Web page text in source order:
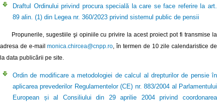
Draftul Ordinului privind procura specială la care se face referire la art.
89 alin. (1) din Legea nr. 360/2023 privind sistemul public de pensii
Propunerile, sugestiile şi opiniile cu privire la acest proiect pot fi transmise la
adresa de e-mailmonica.chircea@cnpp.ro, în termen de 10 zile calendaristice de
la data publicării pe site.
Ordin de modificare a metodologiei de calcul al drepturilor de pensie în
aplicarea prevederilor Regulamentelor (CE) nr. 883/2004 al Parlamentului
European și al Consiliului din 29 aprilie 2004 privind coordonarea